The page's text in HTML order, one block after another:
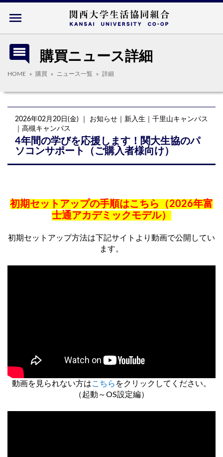
menu
comment 購買ニュース詳細
HOME 購買 ニュース一覧 詳細
2026年02月20日(金)
｜ お知らせ｜新入生｜千里山キャンパス
｜高槻キャンパス
4年間の学びを応援します！関大生協のパ
ソコンサポート（ご購入者様向け）
初期セットアップの手順はこちら（2026年富
士通アカデミックモデル）
初期セットアップ方法は下記サイトより動画で公開してい
ます。
動画を見られない方はこちら をクリックしてください。
（起動～OS設定編）